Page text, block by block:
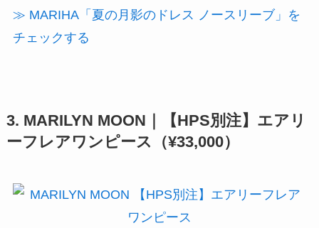
≫ MARIHA「夏の月影のドレス ノースリーブ」を
チェックする
3. MARILYN MOON｜【HPS別注】エアリ
ーフレアワンピース（¥33,000）